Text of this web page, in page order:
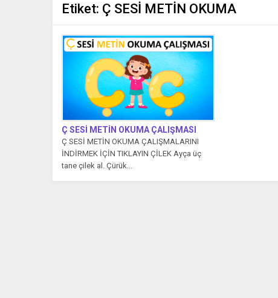
Etiket: Ç SESİ METİN OKUMA
Ç SESİ METİN OKUMA ÇALIŞMASI
Ç SESİ METİN OKUMA ÇALIŞMALARINI
İNDİRMEK İÇİN TIKLAYIN ÇİLEK Ayça üç
tane çilek al. Çürük...